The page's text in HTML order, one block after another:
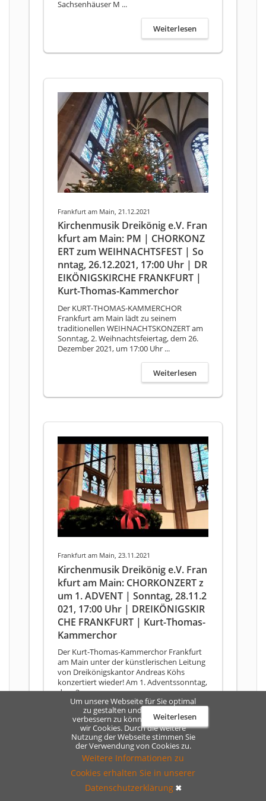
Sachsenhäuser M ...
Weiterlesen
Frankfurt am Main, 21.12.2021
Kirchenmusik Dreikönig e.V. Fran
kfurt am Main: PM | CHORKONZ
ERT zum WEIHNACHTSFEST | So
nntag, 26.12.2021, 17:00 Uhr | DR
EIKÖNIGSKIRCHE FRANKFURT |
Kurt-Thomas-Kammerchor
Der KURT-THOMAS-KAMMERCHOR
Frankfurt am Main lädt zu seinem
traditionellen WEIHNACHTSKONZERT am
Sonntag, 2. Weihnachtsfeiertag, dem 26.
Dezember 2021, um 17:00 Uhr ...
Weiterlesen
Frankfurt am Main, 23.11.2021
Kirchenmusik Dreikönig e.V. Fran
kfurt am Main: CHORKONZERT z
um 1. ADVENT | Sonntag, 28.11.2
021, 17:00 Uhr | DREIKÖNIGSKIR
CHE FRANKFURT | Kurt-Thomas-
Kammerchor
Der Kurt-Thomas-Kammerchor Frankfurt
am Main unter der künstlerischen Leitung
von Dreikönigskantor Andreas Köhs
konzertiert wieder! Am 1. Adventssonntag,
dem 2 ...
Weiterlesen
Um unsere Webseite für Sie optimal
zu gestalten und fortlaufend
verbessern zu können, verwenden
wir Cookies. Durch die weitere
Nutzung der Webseite stimmen Sie
der Verwendung von Cookies zu.
Weitere Informationen zu
Cookies erhalten Sie in unserer
Datenschutzerklärung ✖